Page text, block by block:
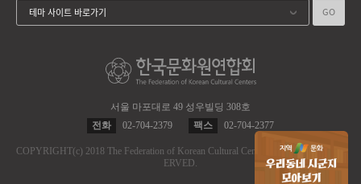
서울 마포대로 49 성우빌딩 308호
전화
02-704-2379 팩스 02-704-2377
COPYRIGHT(c) 2018 The Federation of Korean Cultural Centers.
ALL RIGHT RES
ERVED.
테마 사이트 바로가기 GO